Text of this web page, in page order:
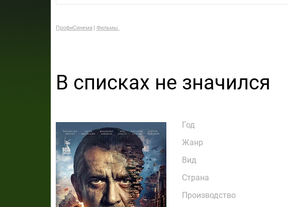
ПрофиСинема Фильмы.
В списках не значился
Год
Жанр
Вид
Страна
Производство